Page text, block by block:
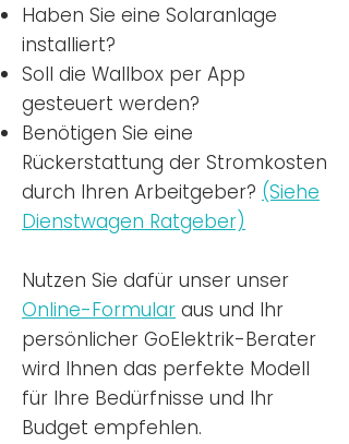
Haben Sie eine Solaranlage
installiert?
Soll die Wallbox per App
gesteuert werden?
Benötigen Sie eine
Rückerstattung der Stromkosten
durch Ihren Arbeitgeber? (Siehe
Dienstwagen Ratgeber)
Nutzen Sie dafür unser unser
Online-Formular aus und Ihr
persönlicher GoElektrik-Berater
wird Ihnen das perfekte Modell
für Ihre Bedürfnisse und Ihr
Budget empfehlen.